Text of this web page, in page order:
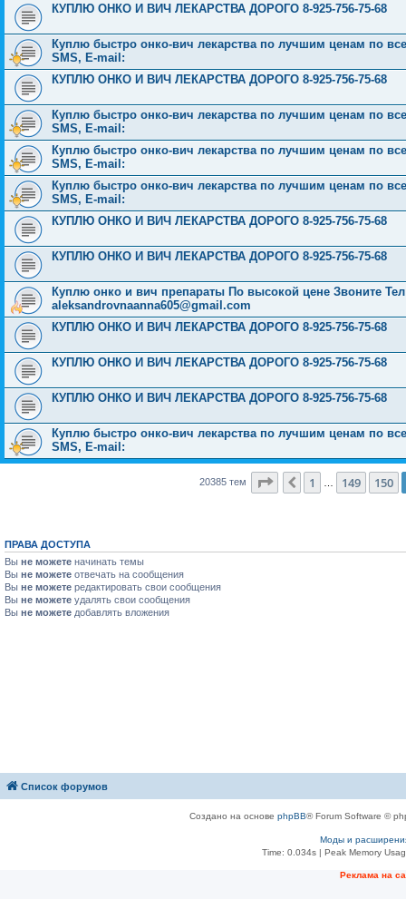
КУПЛЮ ОНКО И ВИЧ ЛЕКАРСТВА ДОРОГО 8-925-756-75-68
Куплю быстро онко-вич лекарства по лучшим ценам по
SMS, E-mail:
КУПЛЮ ОНКО И ВИЧ ЛЕКАРСТВА ДОРОГО 8-925-756-75-68
Куплю быстро онко-вич лекарства по лучшим ценам по
SMS, E-mail:
Куплю быстро онко-вич лекарства по лучшим ценам по
SMS, E-mail:
Куплю быстро онко-вич лекарства по лучшим ценам по
SMS, E-mail:
КУПЛЮ ОНКО И ВИЧ ЛЕКАРСТВА ДОРОГО 8-925-756-75-68
КУПЛЮ ОНКО И ВИЧ ЛЕКАРСТВА ДОРОГО 8-925-756-75-68
Куплю онко и вич препараты По высокой цене Звоните
aleksandrovnaanna605@gmail.com
КУПЛЮ ОНКО И ВИЧ ЛЕКАРСТВА ДОРОГО 8-925-756-75-68
КУПЛЮ ОНКО И ВИЧ ЛЕКАРСТВА ДОРОГО 8-925-756-75-68
КУПЛЮ ОНКО И ВИЧ ЛЕКАРСТВА ДОРОГО 8-925-756-75-68
Куплю быстро онко-вич лекарства по лучшим ценам по
SMS, E-mail:
20385 тем Страница 151из 816
Пред.
1 149 150
ПРАВА ДОСТУПА
Вы не можете начинать темы
Вы не можете отвечать на сообщения
Вы не можете редактировать свои сообщения
Вы не можете удалять свои сообщения
Вы не можете добавлять вложения
Список форумов
Создано на основе phpBB® Forum Software ©
Моды и
Time: 0.034s| Peak Memory
Рeклама на